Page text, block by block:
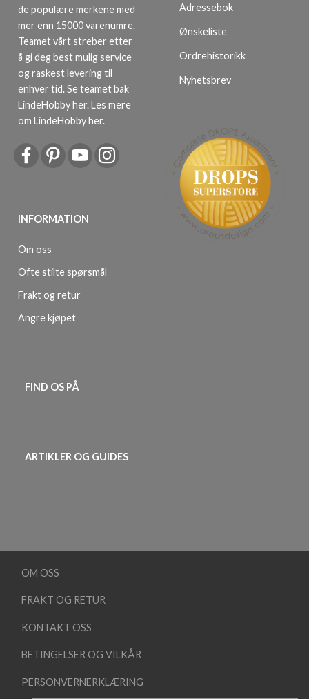
de populære merkene med
mer enn 15000 varenumre.
Teamet vårt streber etter
å gi deg best mulig service
og raskest levering til
enhver tid. Se teamet bak
LindeHobby her.Les mere
om LindeHobby her.
INFORMATION
Om oss
Ofte stilte spørsmål
Frakt og retur
Angre kjøpet
Adressebok
Ønskeliste
Ordrehistorikk
Nyhetsbrev
FIND OS PÅ
ARTIKLER OG GUIDES
OM OSS
FRAKT OG RETUR
KONTAKT OSS
BETINGELSER OG VILKÅR
PERSONVERNERKLÆRING